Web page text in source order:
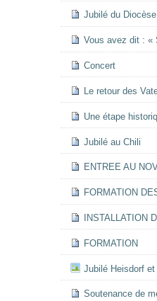
Jubilé du
Vous avez dit : «
Concert
Le retour des
Une étape
Jubilé au Chili
ENTREE AU
FORMATION
INSTALLATION
FORMATION
Jubilé Heisdorf et
Soutenance de